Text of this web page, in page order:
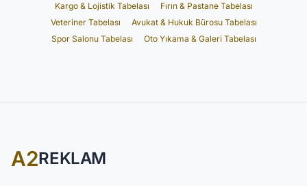
Kargo & Lojistik Tabelası
Fırın & Pastane Tabelası
Veteriner Tabelası
Avukat & Hukuk Bürosu Tabelası
Spor Salonu Tabelası
Oto Yıkama & Galeri Tabelası
A2REKLAM